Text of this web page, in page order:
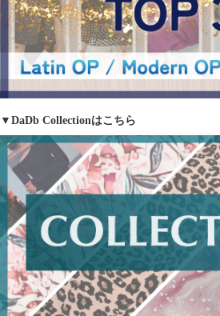
▼DaDb Collectionはこちら